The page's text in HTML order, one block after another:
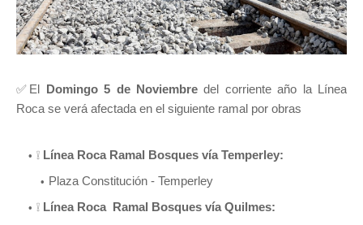
✅ El Domingo 5 de Noviembredel corriente año la Línea
Roca se verá afectada en el siguiente ramal por obras
❕ Línea Roca Ramal Bosques vía Temperley:
Plaza Constitución - Temperley
❕ Línea Roca Ramal Bosques vía Quilmes: